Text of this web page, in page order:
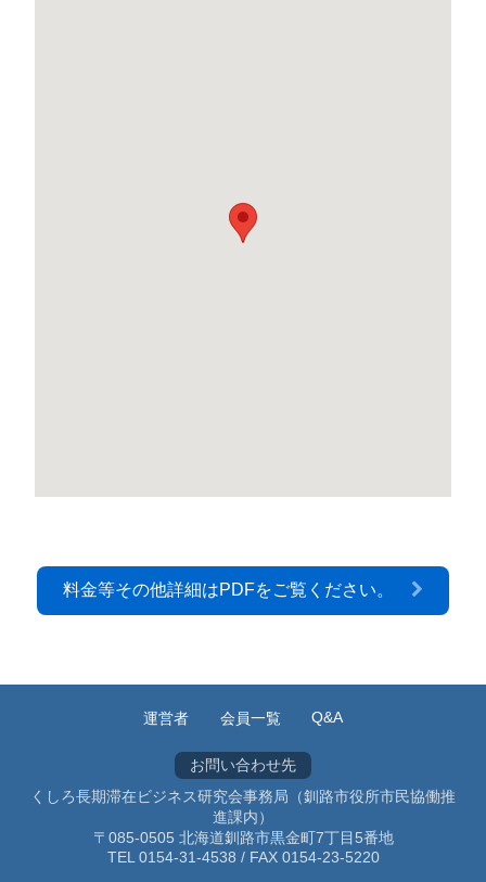
料金等その他詳細はPDFをご覧ください。
運営者 会員一覧 Q&A
お問い合わせ先
くしろ長期滞在ビジネス研究会事務局（釧路市役所市民協働推
進課内）
〒085-0505 北海道釧路市黒金町7丁目5番地
TEL 0154-31-4538 / FAX 0154-23-5220